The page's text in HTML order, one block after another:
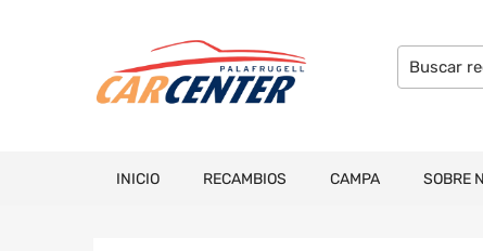
INICIO RECAMBIOS CAMPA SOBRE